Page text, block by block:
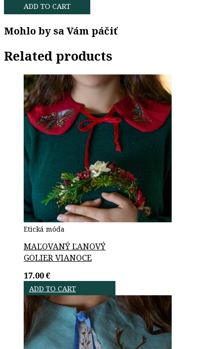
ADD TO CART
Mohlo by sa Vám páčiť
Related products
Etická móda
MAĽOVANÝ ĽANOVÝ
GOLIER VIANOCE
17.00€
ADD TO CART